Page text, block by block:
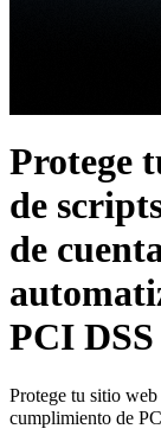
Protege
de
de
PCI DSS
Protege tu sitio web
agentes de IA
ataques Magecart
cumplimiento de